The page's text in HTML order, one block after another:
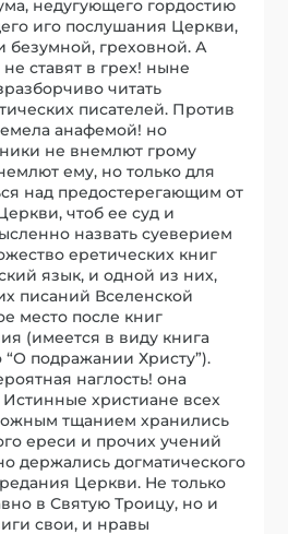
недугующего гордостию
иго послушания Церкви,
безумной, греховной. А
ставят в грех! ныне
читать
писателей. Против
анафемой! но
не внемлют грому
ему, но только для
над предостерегающим от
чтоб ее суд и
назвать суеверием
еретических книг
язык, и одной из них,
писаний Вселенской
место после книг
(имеется в виду книга
подражании Христу”).
наглость! она
христиане всех
тщанием хранились
ереси и прочих учений
держались догматического
Церкви. Не только
в Святую Троицу, но и
свои, и нравы